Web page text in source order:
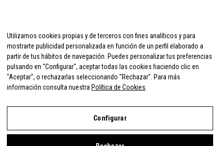
Utilizamos cookies propias y de terceros con fines analíticos y para
mostrarte publicidad personalizada en función de un perfil elaborado a
partir de tus hábitos de navegación. Puedes personalizar tus preferencias
pulsando en "Configurar", aceptar todas las cookies haciendo clic en
"Aceptar", o rechazarlas seleccionando "Rechazar". Para más
información consulta nuestra Política de Cookies
Configurar